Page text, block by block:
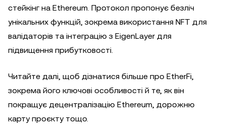
стейкінг на Ethereum. Протокол пропонує безліч
унікальних функцій, зокрема використання NFT для
валідаторів та інтеграцію з EigenLayer для
підвищення прибутковості.
Читайте далі, щоб дізнатися більше про EtherFi,
зокрема його ключові особливості й те, як він
покращує децентралізацію Ethereum, дорожню
карту проєкту тощо.